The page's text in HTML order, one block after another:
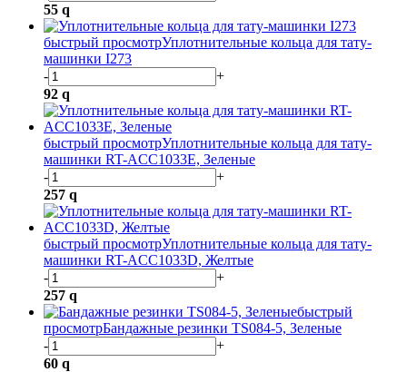
55 q
быстрый просмотрУплотнительные кольца для тату-
машинки I273
-
+
92 q
быстрый просмотрУплотнительные кольца для тату-
машинки RT-ACC1033E, Зеленые
-
+
257 q
быстрый просмотрУплотнительные кольца для тату-
машинки RT-ACC1033D, Желтые
-
+
257 q
быстрый
просмотрБандажные резинки TS084-5, Зеленые
-
+
60 q